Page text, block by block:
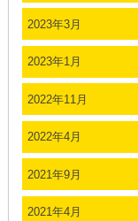
2023年3月
2023年1月
2022年11月
2022年4月
2021年9月
2021年4月